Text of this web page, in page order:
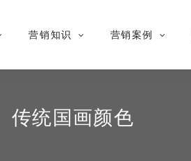
营销知识 营销案例
传统国画颜色